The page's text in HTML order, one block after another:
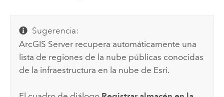
Sugerencia:
ArcGIS Server recupera automáticamente una
lista de regiones de la nube públicas conocidas
de la infraestructura en la nube de Esri.